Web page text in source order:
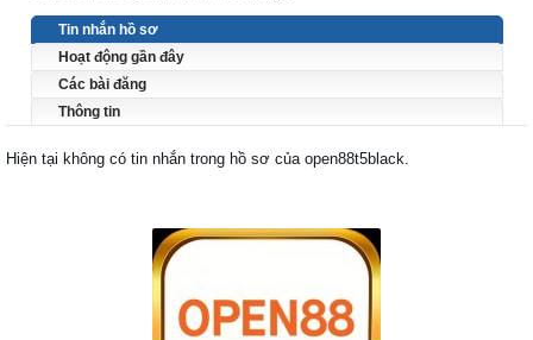
Tin nhắn hồ sơ
Hoạt động gần đây
Các bài đăng
Thông tin
Hiện tại không có tin nhắn trong hồ sơ của open88t5black.